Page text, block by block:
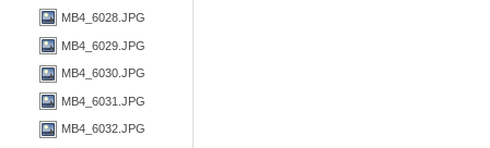
MB4_6028.JPG
MB4_6029.JPG
MB4_6030.JPG
MB4_6031.JPG
MB4_6032.JPG